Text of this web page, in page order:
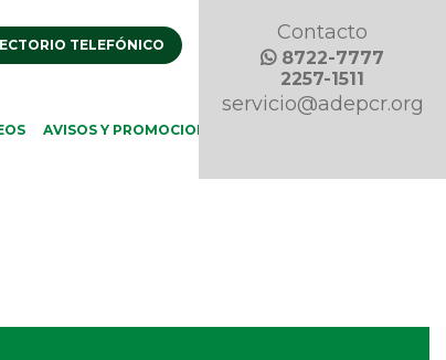
TELEFÓNICO
AVISOS Y PROMOCIONES
REVISTA
ECOS
Contacto
8722-7777
2257-1511
servicio@adepcr.org